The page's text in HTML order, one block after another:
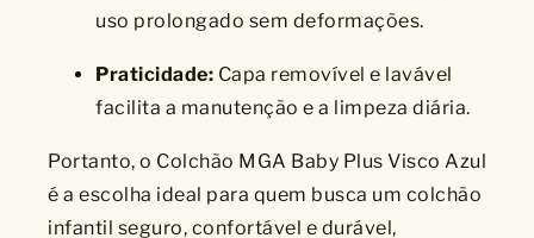
uso prolongado sem deformações.
Praticidade: Capa removível e lavável
facilita a manutenção e a limpeza diária.
Portanto, o Colchão MGA Baby Plus Visco Azul
é a escolha ideal para quem busca um colchão
infantil seguro, confortável e durável,